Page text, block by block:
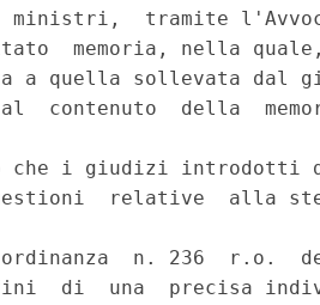
ministri,  tramite
memoria, nella
a quella sollevata dal
contenuto  della
che i giudizi introdotti
relative  alla
n. 236  r.o.
di  una  precisa